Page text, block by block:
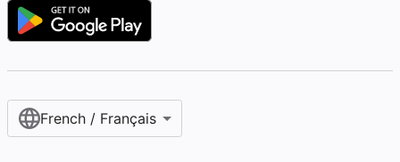
French / Français‎